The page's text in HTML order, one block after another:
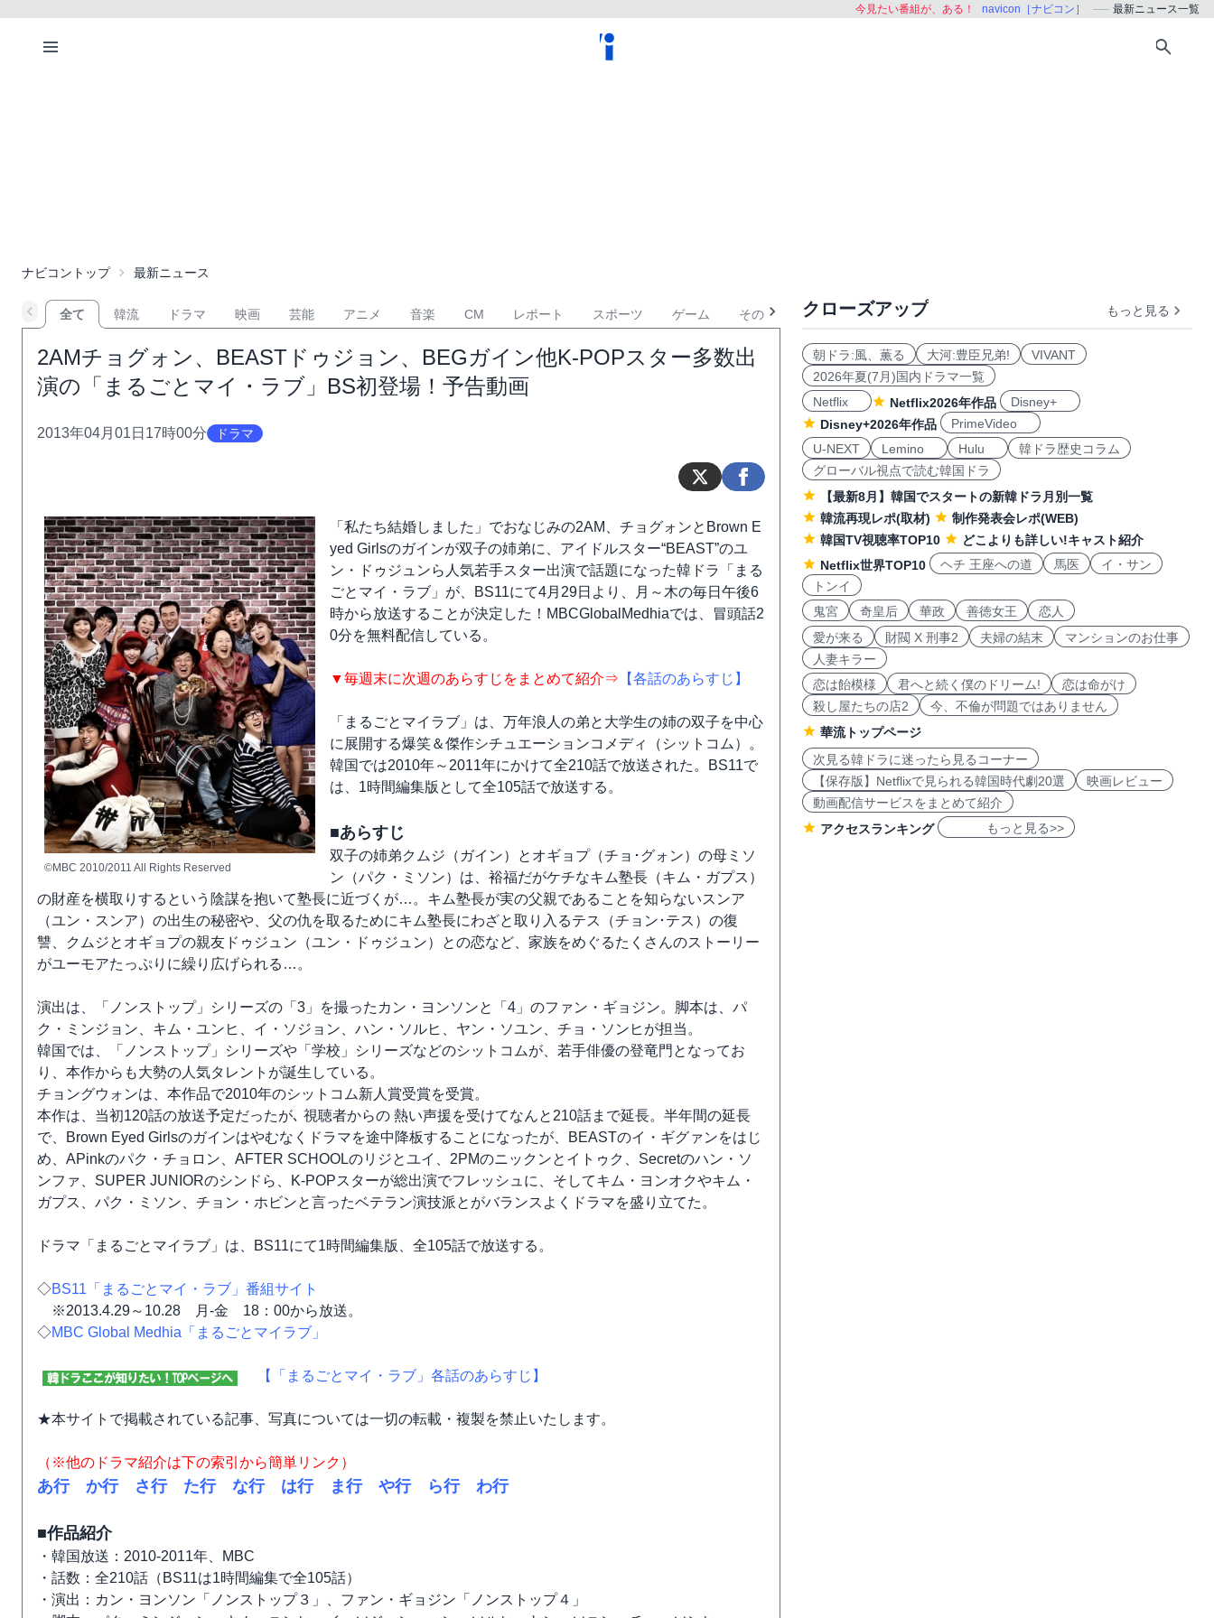
今見たい番組が、ある！ navicon［ナビコン］ 最新ニュース一覧
ナビコントップ 最新ニュース
全て 韓流 ドラマ 映画 芸能 アニメ 音楽 CM レポート スポーツ ゲーム その他
2AMチョグォン、BEASTドゥジョン、BEGガイン他K-POPスター多数出
演の「まるごとマイ・ラブ」BS初登場！予告動画
2013年04月01日17時00分 ドラマ
©MBC 2010/2011 All Rights Reserved
「私たち結婚しました」でおなじみの2AM、チョグォンとBrown E
yed Girlsのガインが双子の姉弟に、アイドルスター“BEAST”のユ
ン・ドゥジュンら人気若手スター出演で話題になった韓ドラ「まる
ごとマイ・ラブ」が、BS11にて4月29日より、月～木の毎日午後6
時から放送することが決定した！MBCGlobalMedhiaでは、冒頭話2
0分を無料配信している。
▼毎週末に次週のあらすじをまとめて紹介⇒ 【各話のあらすじ】
「まるごとマイラブ」は、万年浪人の弟と大学生の姉の双子を中心
に展開する爆笑＆傑作シチュエーションコメディ（シットコム）。
韓国では2010年～2011年にかけて全210話で放送された。BS11で
は、1時間編集版として全105話で放送する。
■あらすじ
双子の姉弟クムジ（ガイン）とオギョプ（チョ･グォン）の母ミソ
ン（パク・ミソン）は、裕福だがケチなキム塾長（キム・ガプス）
の財産を横取りするという陰謀を抱いて塾長に近づくが…。キム塾長が実の父親であることを知らないスンア
（ユン・スンア）の出生の秘密や、父の仇を取るためにキム塾長にわざと取り入るテス（チョン･テス）の復
讐、クムジとオギョプの親友ドゥジュン（ユン・ドゥジュン）との恋など、家族をめぐるたくさんのストーリー
がユーモアたっぷりに繰り広げられる…。
演出は、「ノンストップ」シリーズの「3」を撮ったカン・ヨンソンと「4」のファン・ギョジン。脚本は、パ
ク・ミンジョン、キム・ユンヒ、イ・ソジョン、ハン・ソルヒ、ヤン・ソユン、チョ・ソンヒが担当。
韓国では、「ノンストップ」シリーズや「学校」シリーズなどのシットコムが、若手俳優の登竜門となってお
り、本作からも大勢の人気タレントが誕生している。
チョングウォンは、本作品で2010年のシットコム新人賞受賞を受賞。
本作は、当初120話の放送予定だったが､ 視聴者からの 熱い声援を受けてなんと210話まで延長。半年間の延長
で、Brown Eyed Girlsのガインはやむなくドラマを途中降板することになったが、BEASTのイ・ギグァンをはじ
め、APinkのパク・チョロン、AFTER SCHOOLのリジとユイ、2PMのニックンとイトゥク、Secretのハン・ソ
ンファ、SUPER JUNIORのシンドら、K-POPスターが総出演でフレッシュに、そしてキム・ヨンオクやキム・
ガプス、パク・ミソン、チョン・ホビンと言ったベテラン演技派とがバランスよくドラマを盛り立てた。
ドラマ「まるごとマイラブ」は、BS11にて1時間編集版、全105話で放送する。
◇BS11「まるごとマイ・ラブ」番組サイト
※2013.4.29～10.28 月-金 18：00から放送。
◇MBC Global Medhia「まるごとマイラブ」
【「まるごとマイ・ラブ」各話のあらすじ】
★本サイトで掲載されている記事、写真については一切の転載・複製を禁止いたします。
（※他のドラマ紹介は下の索引から簡単リンク）
あ行 か行 さ行 た行 な行 は行 ま行 や行 ら行 わ行
■作品紹介
・韓国放送：2010-2011年、MBC
・話数：全210話（BS11は1時間編集で全105話）
・演出：カン・ヨンソン「ノンストップ３」、ファン・ギョジン「ノンストップ４」
クローズアップ もっと見る
朝ドラ:風、薫る 大河:豊臣兄弟!
VIVANT
2026年夏(7月)国内ドラマ一覧
Netflix
Netflix2026年作品
Disney+
Disney+2026年作品
PrimeVideo
U-NEXT
Lemino Hulu
韓ドラ歴史コラム
グローバル視点で読む韓国ドラ
【最新8月】韓国でスタートの新韓ドラ月別一覧
韓流再現レポ(取材)
制作発表会レポ(WEB)
韓国TV視聴率TOP10
どこよりも詳しい!キャスト紹介
Netflix世界TOP10
ヘチ 王座への道 馬医
イ・サン
トンイ
鬼宮
奇皇后 華政 善徳女王
恋人
愛が来る
財閥 X 刑事2 夫婦の結末
マンションのお仕事
人妻キラー
恋は飴模様
君へと続く僕のドリーム!
恋は命がけ
殺し屋たちの店2
今、不倫が問題ではありません
華流トップページ
次見る韓ドラに迷ったら見るコーナー
【保存版】Netflixで見られる韓国時代劇20選
映画レビュー
動画配信サービスをまとめて紹介
アクセスランキング
もっと見る>>